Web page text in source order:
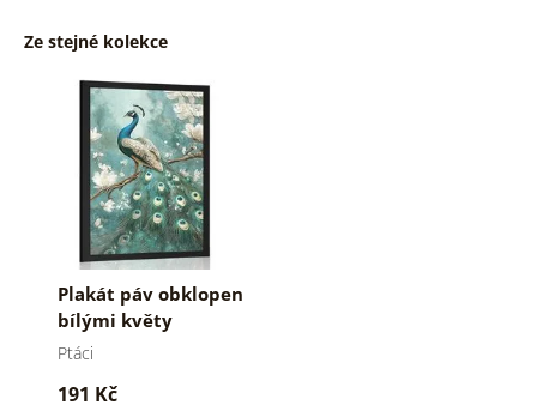
Ze stejné kolekce
Plakát páv obklopen
bílými květy
Ptáci
191 Kč